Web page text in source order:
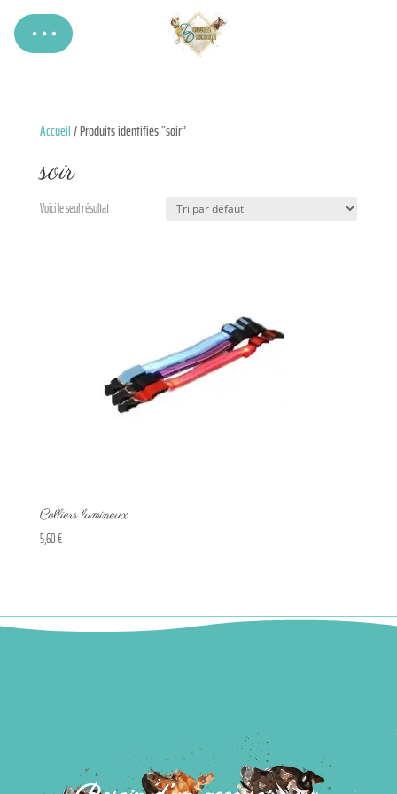
Accueil/ Produits identifiés “soir”
soir
Voici le seul résultat
Colliers lumineux
5,60€